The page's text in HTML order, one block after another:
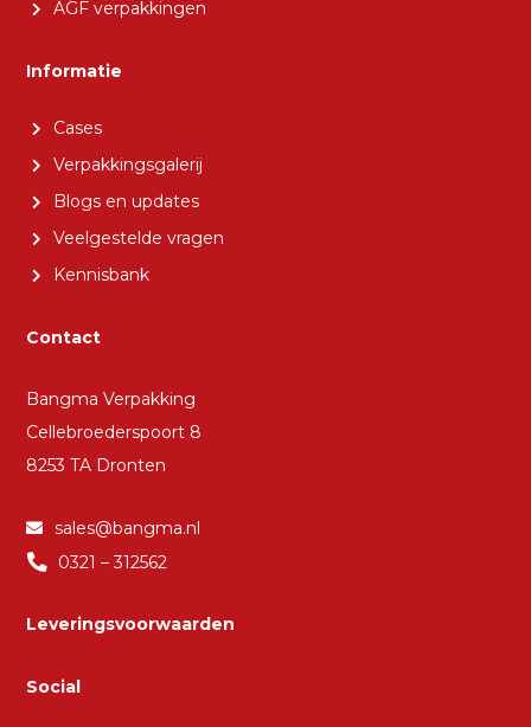
AGF verpakkingen
Informatie
Cases
Verpakkingsgalerij
Blogs en updates
Veelgestelde vragen
Kennisbank
Contact
Bangma Verpakking
Cellebroederspoort 8
8253 TA Dronten
sales@bangma.nl
0321 – 312562
Leveringsvoorwaarden
Social